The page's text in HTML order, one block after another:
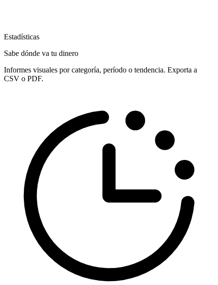
Estadísticas
Sabe dónde va tu dinero
Informes visuales por categoría, período o tendencia. Exporta a
CSV o PDF.